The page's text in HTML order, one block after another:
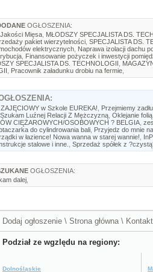
OGŁOSZENIA:
Mięsa MŁODSZY SPECJALISTA DS.
pakiet wierzytelności SPECJALISTA DS.
elektrycznych Naprawa izolacji dachu
Finansowanie pożyczek i inwestycji
SPECJALISTA DS. TECHNOLOGII
Pracownik załadunku drobiu na fermie
w Szkole EUREKA! Przejmiemy
Szukam Luźnej Relacji Z Mężczyzną Oklejanie
CIĘŻAROWYCH/OSOBOWYCH ? BELGIA
do cylindrowania bali Przyjedz do mnie
w łazience! Nowa wanna w starej wannie!
stalowe i inne.
Sprzedaż spółek z
OGŁOSZENIA:
dalej
Dodaj ogłoszenie \ Strona główna \ Kontakt
Podział ze wgzlędu na regiony:
Dolnośląskie